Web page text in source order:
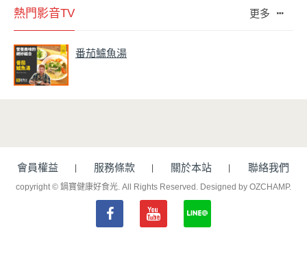
熱門影音TV 更多
番茄鱸魚湯
會員權益 服務條款 關於本站 聯絡我們
copyright © 鍋寶健康好食光. All Rights Reserved. Designed by OZCHAMP.